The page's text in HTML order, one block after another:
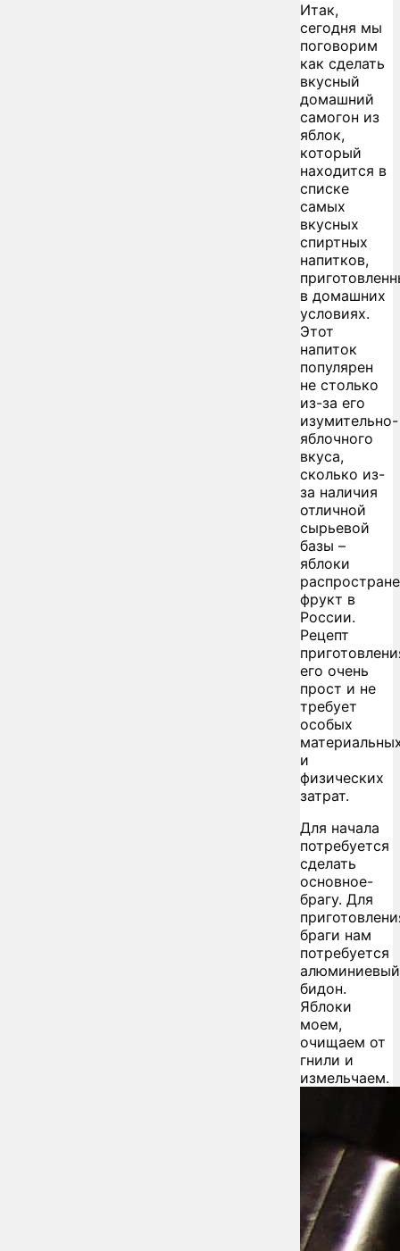
Итак,
сегодня мы
поговорим
как сделать
вкусный
домашний
самогон из
яблок,
который
находится в
списке
самых
вкусных
спиртных
напитков,
в домашних
условиях.
Этот
напиток
популярен
не столько
из-за его
изумительно-
яблочного
вкуса,
сколько из-
за наличия
отличной
сырьевой
базы –
яблоки
фрукт в
России.
Рецепт
его очень
прост и не
требует
особых
и
физических
затрат.
Для начала
потребуется
сделать
основное-
брагу. Для
браги нам
потребуется
алюминиевый
бидон.
Яблоки
моем,
очищаем от
гнили и
измельчаем.